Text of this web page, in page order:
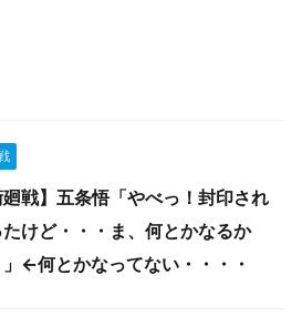
廻戦】五条悟「やべっ！封印され
けど・・・ま、何とかなるか
」←何とかなってない・・・・